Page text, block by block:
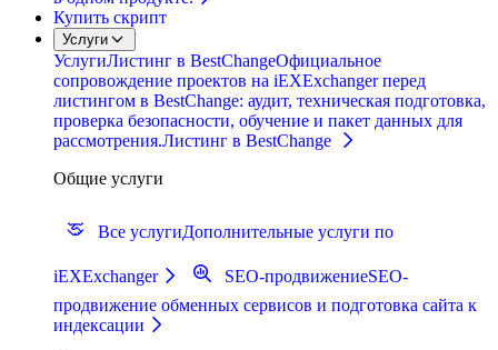
Купить скрипт
Услуги
УслугиЛистинг в BestChangeОфициальное
сопровождение проектов на iEXExchanger перед
листингом в BestChange: аудит, техническая подготовка,
проверка безопасности, обучение и пакет данных для
рассмотрения.Листинг в BestChange
Общие услуги
Все услугиДополнительные услуги по
iEXExchanger SEO-продвижениеSEO-
продвижение обменных сервисов и подготовка сайта к
индексации